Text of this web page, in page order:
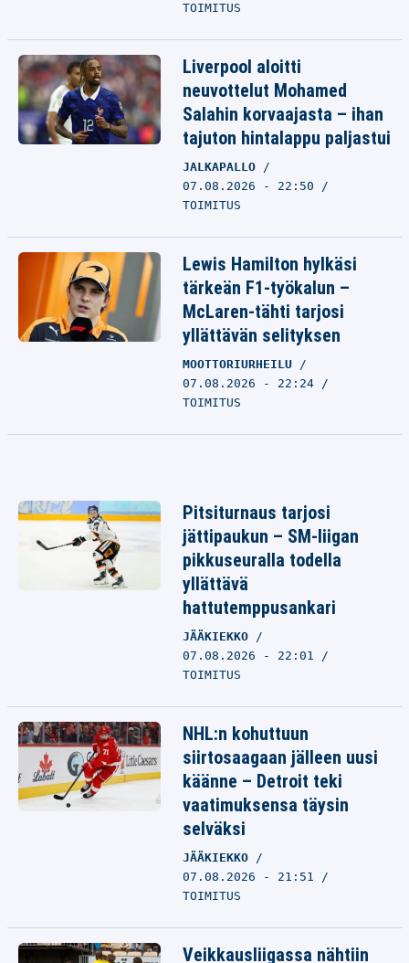
TOIMITUS
Liverpool aloitti
neuvottelut Mohamed
Salahin korvaajasta – ihan
tajuton hintalappu paljastui
JALKAPALLO
07.08.2026 - 22:50
TOIMITUS
Lewis Hamilton hylkäsi
tärkeän F1-työkalun –
McLaren-tähti tarjosi
yllättävän selityksen
MOOTTORIURHEILU
07.08.2026 - 22:24
TOIMITUS
Pitsiturnaus tarjosi
jättipaukun – SM-liigan
pikkuseuralla todella
yllättävä
hattutemppusankari
JÄÄKIEKKO
07.08.2026 - 22:01
TOIMITUS
NHL:n kohuttuun
siirtosaagaan jälleen uusi
käänne – Detroit teki
vaatimuksensa täysin
selväksi
JÄÄKIEKKO
07.08.2026 - 21:51
TOIMITUS
Veikkausliigassa nähtiin